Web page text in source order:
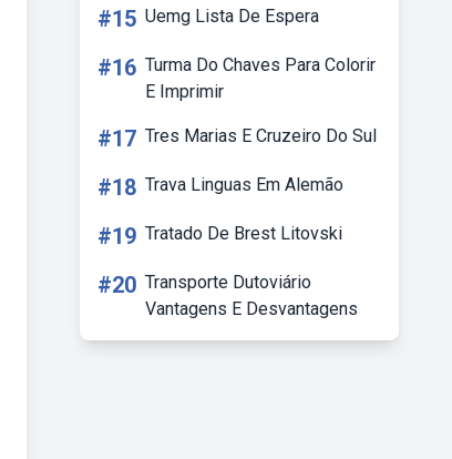
#15 Uemg Lista De Espera
#16 Turma Do Chaves Para Colorir
E Imprimir
#17 Tres Marias E Cruzeiro Do Sul
#18 Trava Linguas Em Alemão
#19 Tratado De Brest Litovski
#20 Transporte Dutoviário
Vantagens E Desvantagens